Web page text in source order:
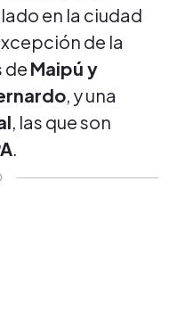
en la ciudad
de la
de Maipú y
, y una
, las que son
.